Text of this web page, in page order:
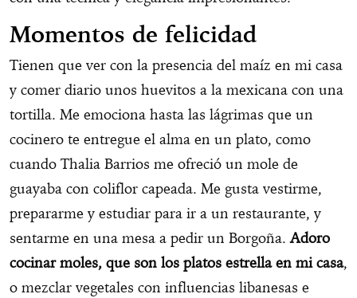
Momentos de felicidad
Tienen que ver con la presencia del maíz en mi casa
y comer diario unos huevitos a la mexicana con una
tortilla. Me emociona hasta las lágrimas que un
cocinero te entregue el alma en un plato, como
cuando Thalia Barrios me ofreció un mole de
guayaba con coliflor capeada. Me gusta vestirme,
prepararme y estudiar para ir a un restaurante, y
sentarme en una mesa a pedir un Borgoña.Adoro
cocinar moles, que son los platos estrella en mi casa,
o mezclar vegetales con influencias libanesas e